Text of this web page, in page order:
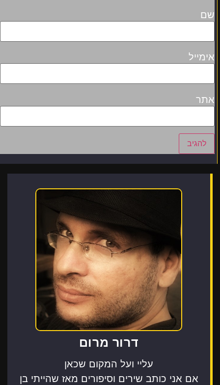
דרור מרום
עליי ועל המקום שכאן
אם אני כותב שירים וסיפורים מאז שהייתי בן
שם
אימייל
אתר